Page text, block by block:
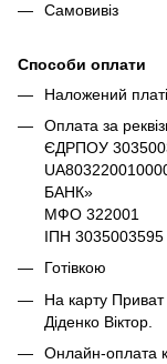
Самовивіз
Способи оплати
Наложений
Оплата за
ЄДРПОУ
БАНК»
МФО 322001
ІПН 3035003595
Готівкою
На карту
Діденко Віктор.
Онлайн-оплата